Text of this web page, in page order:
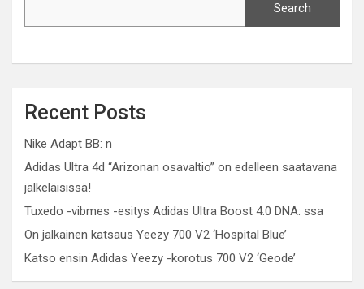
Search
Recent Posts
Nike Adapt BB: n
Adidas Ultra 4d “Arizonan osavaltio” on edelleen saatavana
jälkeläisissä!
Tuxedo -vibmes -esitys Adidas Ultra Boost 4.0 DNA: ssa
On jalkainen katsaus Yeezy 700 V2 ‘Hospital Blue’
Katso ensin Adidas Yeezy -korotus 700 V2 ‘Geode’